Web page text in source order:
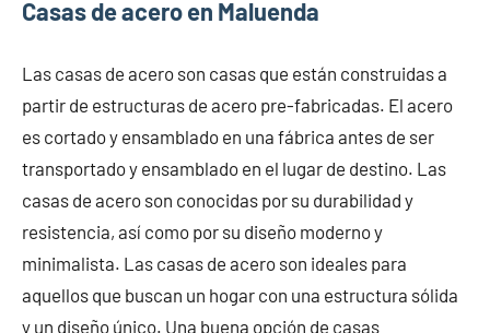
Casas de acero en Maluenda
Las casas de acero son casas que están construidas a
partir de estructuras de acero pre-fabricadas. El acero
es cortado y ensamblado en una fábrica antes de ser
transportado y ensamblado en el lugar de destino. Las
casas de acero son conocidas por su durabilidad y
resistencia, así como por su diseño moderno y
minimalista. Las casas de acero son ideales para
aquellos que buscan un hogar con una estructura sólida
y un diseño único. Una buena opción de casas